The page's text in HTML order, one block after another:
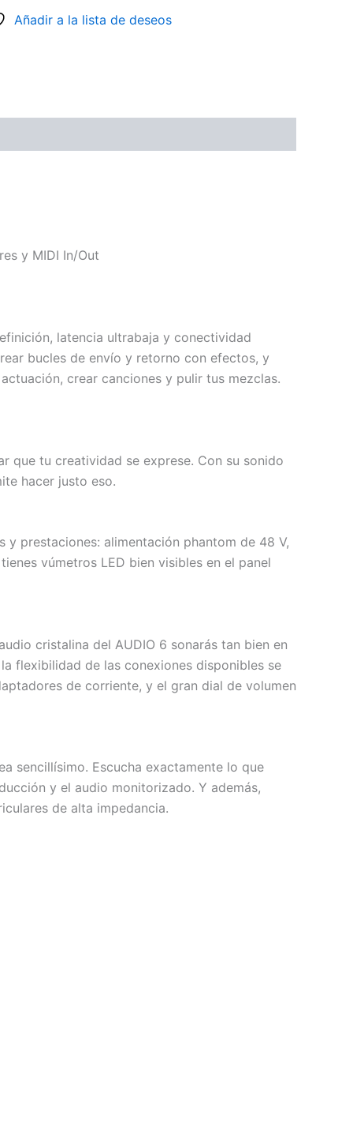
Añadir a la lista de deseos
y MIDI In/Out
latencia ultrabaja y conectividad
bucles de envío y retorno con efectos, y
crear canciones y pulir tus mezclas.
que tu creatividad se exprese. Con su sonido
hacer justo eso.
prestaciones: alimentación phantom de 48 V,
vúmetros LED bien visibles en el panel
cristalina del AUDIO 6 sonarás tan bien en
flexibilidad de las conexiones disponibles se
de corriente, y el gran dial de volumen
sencillísimo. Escucha exactamente lo que
y el audio monitorizado. Y además,
de alta impedancia.